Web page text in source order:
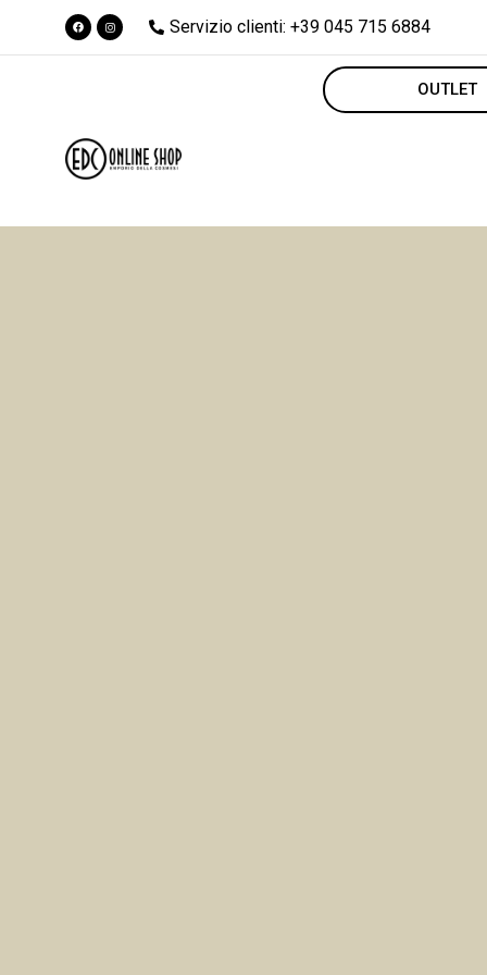
Servizio clienti: +39 045 715 6884
OUTLET